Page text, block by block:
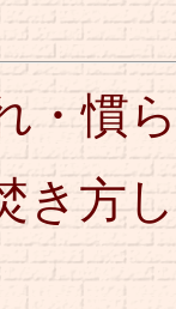
・慣
き方